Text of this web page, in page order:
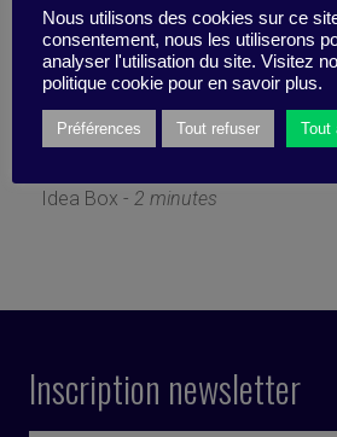
5 livres utiles
les pieds sur terre
Idea Box - 2 minutes
Inscription newsletter
Nous utilisons des cookies sur ce
consentement, nous les utiliserons
analyser l'utilisation du site. Visitez
politique cookie pour en savoir plus.
Préférences Tout refuser Tout